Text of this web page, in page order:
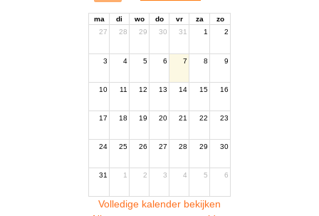
ma di wo do vr za
zo
27
28 29 30 31 1 2
3 4 5 6 7 8 9
10 11 12 13 14 15 16
17 18 19 20 21 22 23
24 25 26 27 28 29 30
31 1 2 3 4 5 6
Volledige kalender bekijken